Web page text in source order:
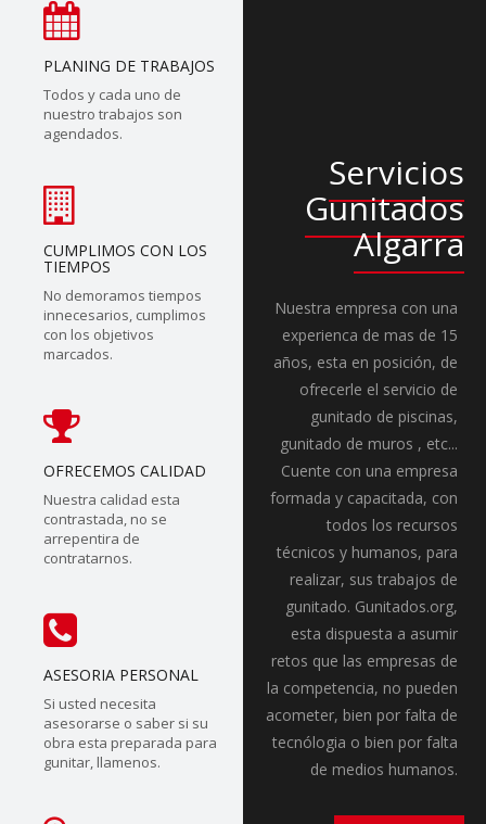
PLANING DE TRABAJOS
Todos y cada uno de
nuestro trabajos son
agendados.
CUMPLIMOS CON LOS
TIEMPOS
No demoramos tiempos
innecesarios, cumplimos
con los objetivos
marcados.
OFRECEMOS CALIDAD
Nuestra calidad esta
contrastada, no se
arrepentira de
contratarnos.
ASESORIA PERSONAL
Si usted necesita
asesorarse o saber si su
obra esta preparada para
gunitar, llamenos.
Servicios
Gunitados
Algarra
Nuestra empresa con una
experienca de mas de 15
años, esta en posición, de
ofrecerle el servicio de
gunitado de piscinas,
gunitado de muros , etc...
Cuente con una empresa
formada y capacitada, con
todos los recursos
técnicos y humanos, para
realizar, sus trabajos de
gunitado. Gunitados.org,
esta dispuesta a asumir
retos que las empresas de
la competencia, no pueden
acometer, bien por falta de
tecnólogia o bien por falta
de medios humanos.